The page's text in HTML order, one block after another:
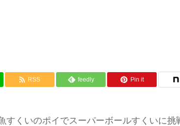
RSS feedly Pin it
くいのポイでスーパーボールすくいに挑